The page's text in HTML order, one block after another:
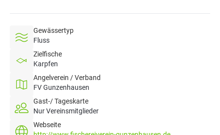
Gewässertyp
Fluss
Zielfische
Karpfen
Angelverein / Verband
FV Gunzenhausen
Gast-/ Tageskarte
Nur Vereinsmitglieder
Webseite